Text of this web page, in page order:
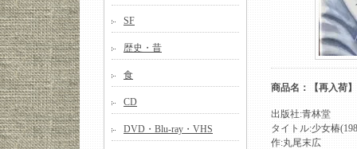
SF
歴史・昔
食
CD
DVD・Blu-ray・VHS
商品名：【再入荷
出版社:青林堂
タイトル:少女椿
作:丸尾末広